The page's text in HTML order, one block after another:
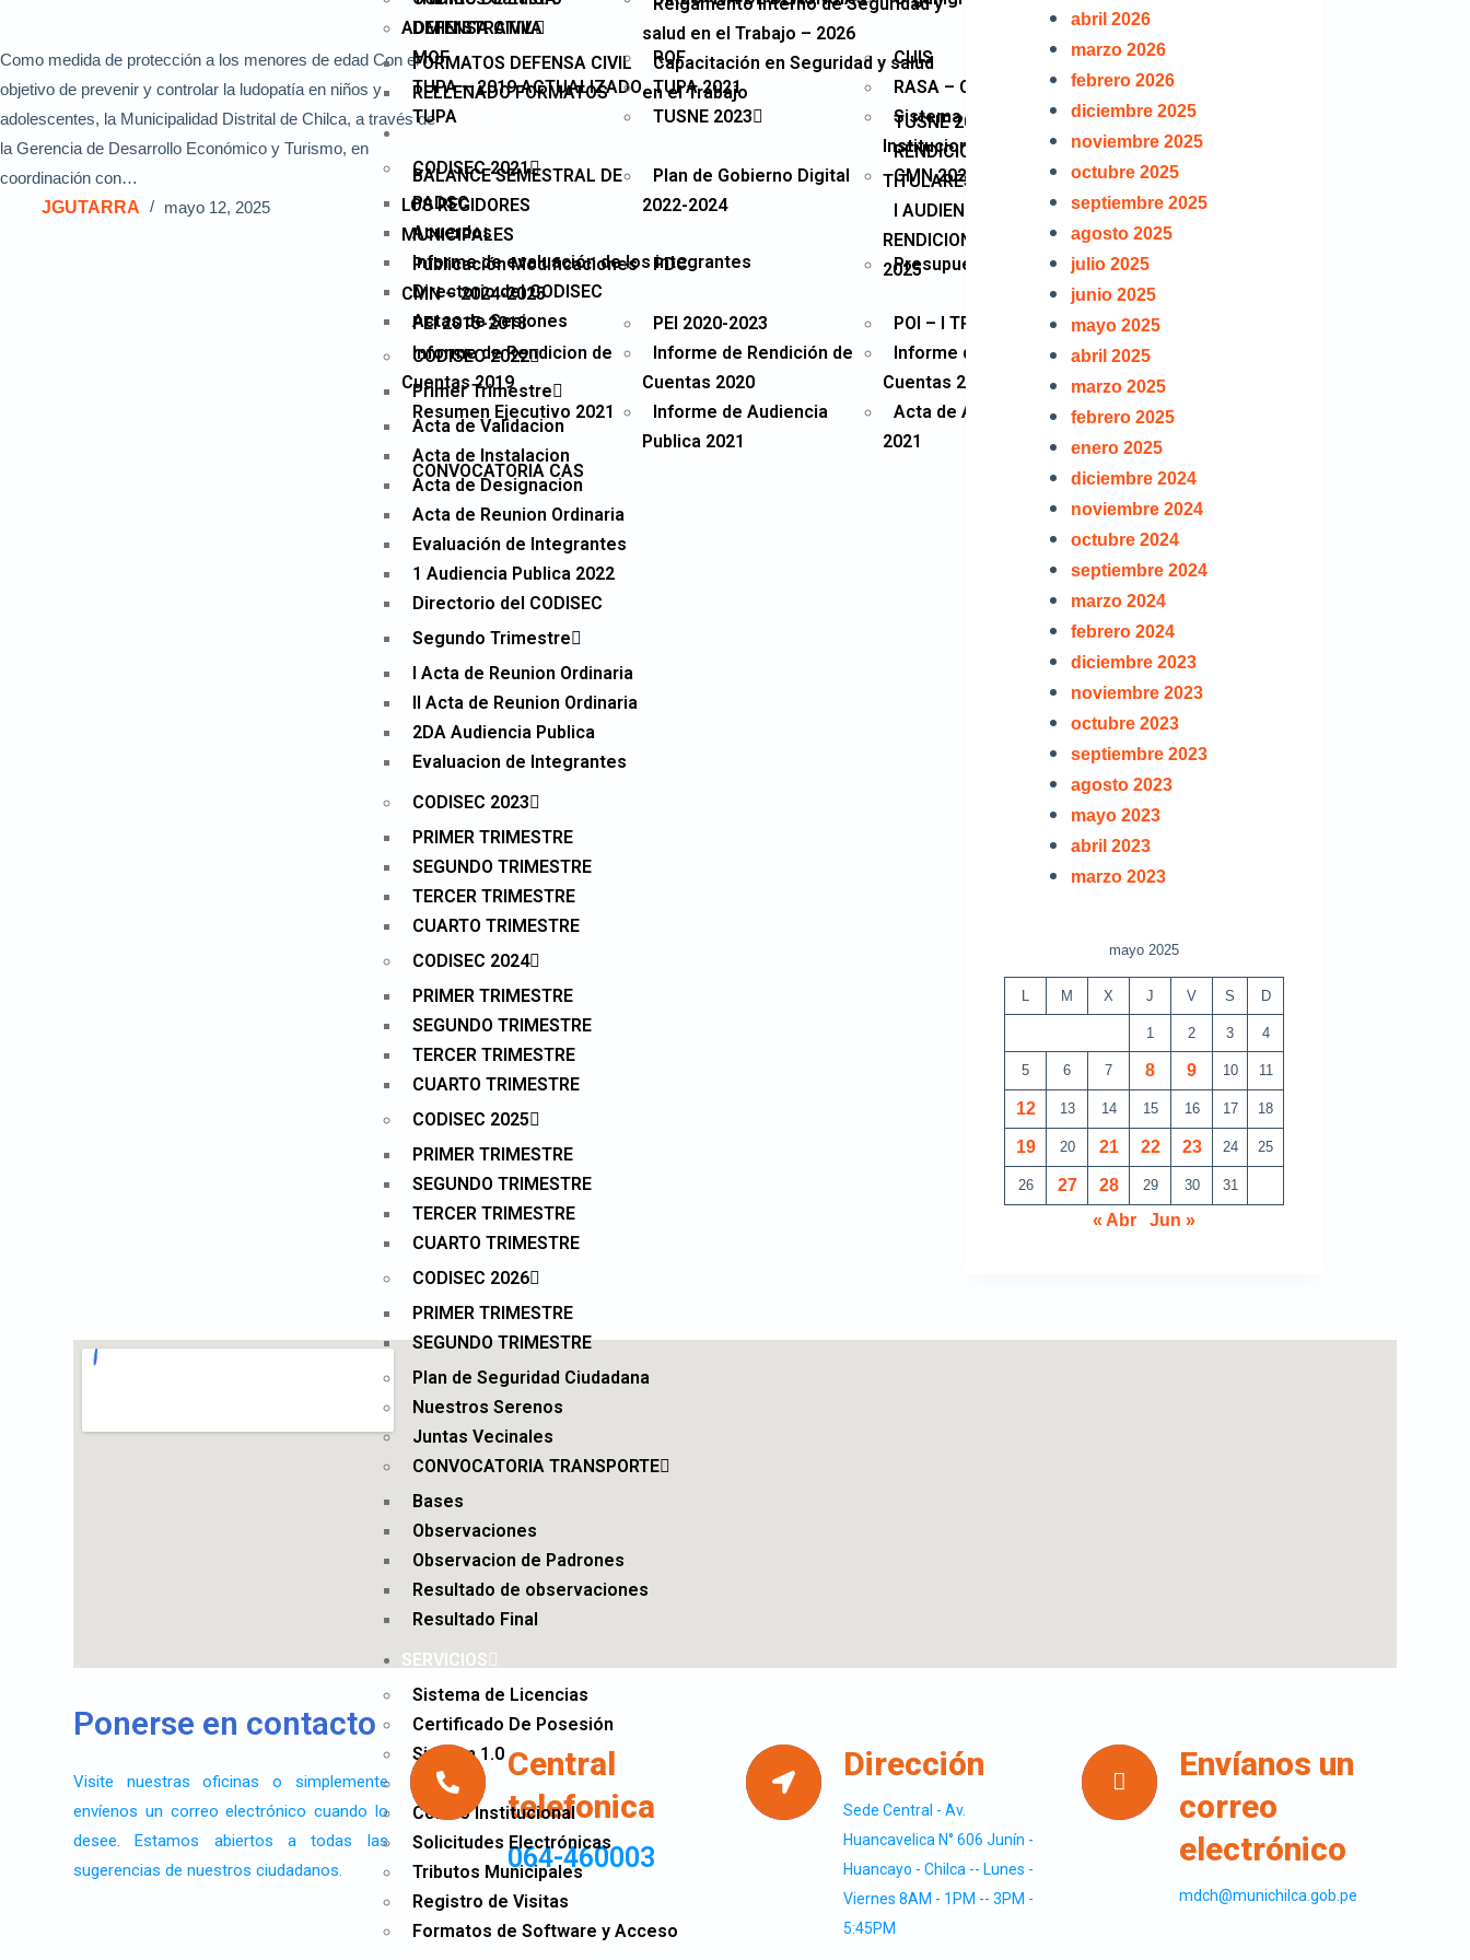
salud en el Trabajo – 2026
Capacitación en Seguridad y salud
en el Trabajo
ADMINISTRATIVA
MOF ROF
CUIS
TUPA – 2019 ACTUALIZADO TUPA 2021
RASA – CUISA 2025
TUPA
TUSNE 2023
TUSNE 2024
RENDICION DE CUENTAS DE
TITULARES-2024
I AUDIENCIA PUBLICA DE
RENDICION DE CUENTAS AÑO FISCAL
2025
Sistema de Control Interno
Institucional
BALANCE SEMESTRAL DE
LOS REGIDORES
MUNICIPALES
Plan de Gobierno Digital
2022-2024
CMN 2026 – ANEXO N° 02
Publicación Modificaciones
CMN – 2024-2025
PDC Presupuesto Participativo
PEI 2015-2018 PEI 2020-2023
POI – I TRIMESTRE
Informe de Rendicion de
Cuentas 2019
Informe de Rendición de
Cuentas 2020
Informe de Rendicion de
Cuentas 2021
Resumen Ejecutivo 2021
Informe de Audiencia
Publica 2021
Acta de Audiencia Publica
2021
CONVOCATORIA CAS
DEFENSA CIVIL
FORMATOS DEFENSA CIVIL
RELLENADO FORMATOS
CODISEC 2021
PADSC
Acuerdos
Informe de evaluación de los integrantes
Directorio del CODISEC
Actas de Sesiones
CODISEC 2022
Primer Trimestre
Acta de Validacion
Acta de Instalacion
Acta de Designacion
Acta de Reunion Ordinaria
Evaluación de Integrantes
1 Audiencia Publica 2022
Directorio del CODISEC
Segundo Trimestre
I Acta de Reunion Ordinaria
II Acta de Reunion Ordinaria
2DA Audiencia Publica
Evaluacion de Integrantes
CODISEC 2023
PRIMER TRIMESTRE
SEGUNDO TRIMESTRE
TERCER TRIMESTRE
CUARTO TRIMESTRE
CODISEC 2024
PRIMER TRIMESTRE
SEGUNDO TRIMESTRE
TERCER TRIMESTRE
CUARTO TRIMESTRE
CODISEC 2025
PRIMER TRIMESTRE
SEGUNDO TRIMESTRE
TERCER TRIMESTRE
CUARTO TRIMESTRE
CODISEC 2026
PRIMER TRIMESTRE
SEGUNDO TRIMESTRE
Plan de Seguridad Ciudadana
Nuestros Serenos
Juntas Vecinales
CONVOCATORIA TRANSPORTE
Bases
Observaciones
Observacion de Padrones
Resultado de observaciones
Resultado Final
SERVICIOS
Sistema de Licencias
Certificado De Posesión
Sistram 1.0
SigaWeb
Correo Institucional
Solicitudes Electrónicas
Tributos Municipales
Registro de Visitas
Formatos de Software y Acceso
Como medida de protección a los menores de edad Con el
objetivo de prevenir y controlar la ludopatía en niños y
adolescentes, la Municipalidad Distrital de Chilca, a través de
la Gerencia de Desarrollo Económico y Turismo, en
coordinación con…
JGUTARRA
mayo 12, 2025
abril 2026
marzo 2026
febrero 2026
diciembre 2025
noviembre 2025
octubre 2025
septiembre 2025
agosto 2025
julio 2025
junio 2025
mayo 2025
abril 2025
marzo 2025
febrero 2025
enero 2025
diciembre 2024
noviembre 2024
octubre 2024
septiembre 2024
marzo 2024
febrero 2024
diciembre 2023
noviembre 2023
octubre 2023
septiembre 2023
agosto 2023
mayo 2023
abril 2023
marzo 2023
mayo 2025
M X J V S D
1 2 3 4
5 6 7 8 9 10 11
12 13 14 15 16 17 18
19 20 21 22 23 24 25
26 27 28 29 30 31
« Abr Jun »
Ponerse en contacto
Visite nuestras oficinas o simplemente
envíenos un correo electrónico cuando lo
desee. Estamos abiertos a todas las
sugerencias de nuestros ciudadanos.
Central
telefonica
064-460003
Dirección
Sede Central - Av.
Huancavelica N° 606 Junín -
Huancayo - Chilca -- Lunes -
Viernes 8AM - 1PM -- 3PM -
5:45PM
Envíanos un
correo
electrónico
mdch@munichilca.gob.pe